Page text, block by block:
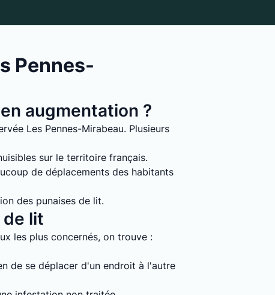
Pennes-
augmentation ?
Les Pennes-Mirabeau. Plusieurs
sur le territoire français.
de déplacements des habitants
des punaises de lit.
de lit
les plus concernés, on trouve :
de se déplacer d'un endroit à l'autre